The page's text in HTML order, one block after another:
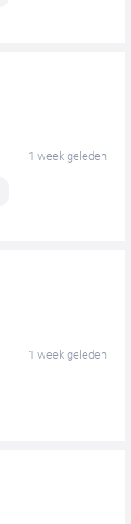
1 week geleden
1 week geleden